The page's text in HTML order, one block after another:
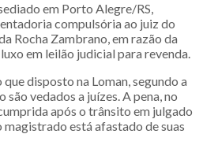
em Porto Alegre/RS,
compulsória ao juiz do
Rocha Zambrano, em razão da
em leilão judicial para revenda.
disposto na Loman, segundo a
são vedados a juízes. A pena, no
após o trânsito em julgado
magistrado está afastado de suas